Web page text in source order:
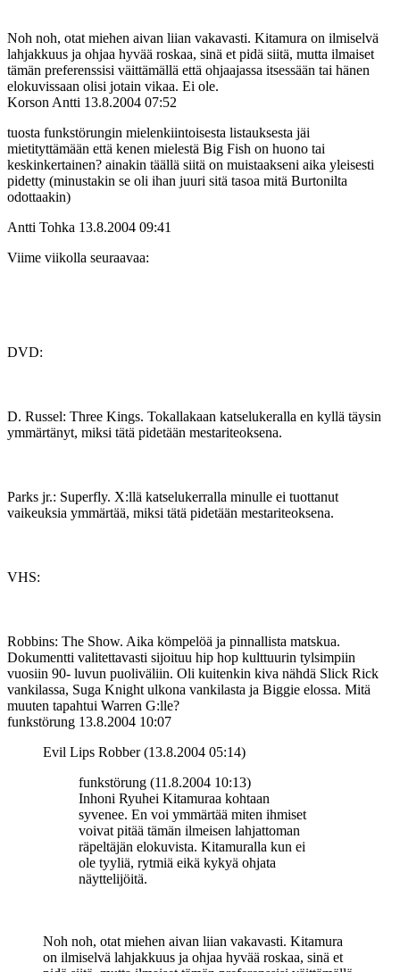
Noh noh, otat miehen aivan liian vakavasti. Kitamura on ilmiselvä
lahjakkuus ja ohjaa hyvää roskaa, sinä et pidä siitä, mutta ilmaiset
tämän preferenssisi väittämällä että ohjaajassa itsessään tai hänen
elokuvissaan olisi jotain vikaa. Ei ole.
Korson Antti 13.8.2004 07:52
tuosta funkstörungin mielenkiintoisesta listauksesta jäi
mietityttämään että kenen mielestä Big Fish on huono tai
keskinkertainen? ainakin täällä siitä on muistaakseni aika yleisesti
pidetty (minustakin se oli ihan juuri sitä tasoa mitä Burtonilta
odottaakin)
Antti Tohka 13.8.2004 09:41
Viime viikolla seuraavaa:
DVD:
D. Russel: Three Kings. Tokallakaan katselukeralla en kyllä täysin
ymmärtänyt, miksi tätä pidetään mestariteoksena.
Parks jr.: Superfly. X:llä katselukerralla minulle ei tuottanut
vaikeuksia ymmärtää, miksi tätä pidetään mestariteoksena.
VHS:
Robbins: The Show. Aika kömpelöä ja pinnallista matskua.
Dokumentti valitettavasti sijoituu hip hop kulttuurin tylsimpiin
vuosiin 90- luvun puoliväliin. Oli kuitenkin kiva nähdä Slick Rick
vankilassa, Suga Knight ulkona vankilasta ja Biggie elossa. Mitä
muuten tapahtui Warren G:lle?
funkstörung 13.8.2004 10:07
Evil Lips Robber (13.8.2004 05:14)
funkstörung (11.8.2004 10:13)
Inhoni Ryuhei Kitamuraa kohtaan
syvenee. En voi ymmärtää miten ihmiset
voivat pitää tämän ilmeisen lahjattoman
räpeltäjän elokuvista. Kitamuralla kun ei
ole tyyliä, rytmiä eikä kykyä ohjata
näyttelijöitä.
Noh noh, otat miehen aivan liian vakavasti. Kitamura
on ilmiselvä lahjakkuus ja ohjaa hyvää roskaa, sinä et